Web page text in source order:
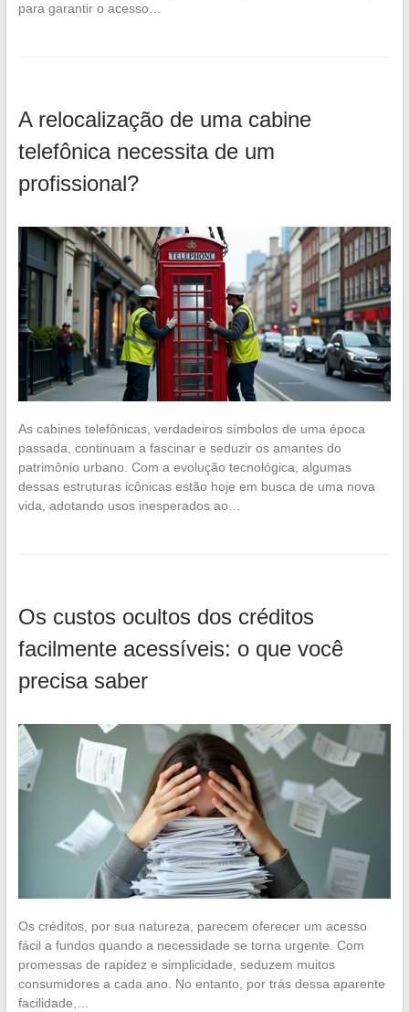
para garantir o acesso…
A relocalização de uma cabine
telefônica necessita de um
profissional?
As cabines telefônicas, verdadeiros símbolos de uma época
passada, continuam a fascinar e seduzir os amantes do
patrimônio urbano. Com a evolução tecnológica, algumas
dessas estruturas icônicas estão hoje em busca de uma nova
vida, adotando usos inesperados ao…
Os custos ocultos dos créditos
facilmente acessíveis: o que você
precisa saber
Os créditos, por sua natureza, parecem oferecer um acesso
fácil a fundos quando a necessidade se torna urgente. Com
promessas de rapidez e simplicidade, seduzem muitos
consumidores a cada ano. No entanto, por trás dessa aparente
facilidade,…